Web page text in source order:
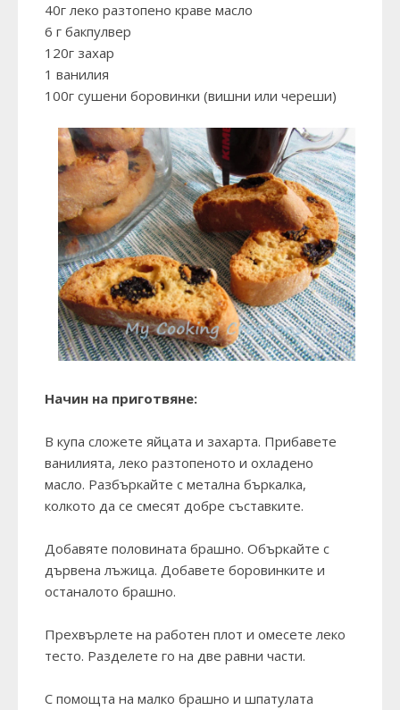
40г леко разтопено краве масло
6 г бакпулвер
120г захар
1 ванилия
100г сушени боровинки (вишни или череши)
Начин на приготвяне:
В купа сложете яйцата и захарта. Прибавете
ванилията, леко разтопеното и охладено
масло. Разбъркайте с метална бъркалка,
колкото да се смесят добре съставките.
Добавяте половината брашно. Объркайте с
дървена лъжица. Добавете боровинките и
останалото брашно.
Прехвърлете на работен плот и омесете леко
тесто. Разделете го на две равни части.
С помощта на малко брашно и шпатулата